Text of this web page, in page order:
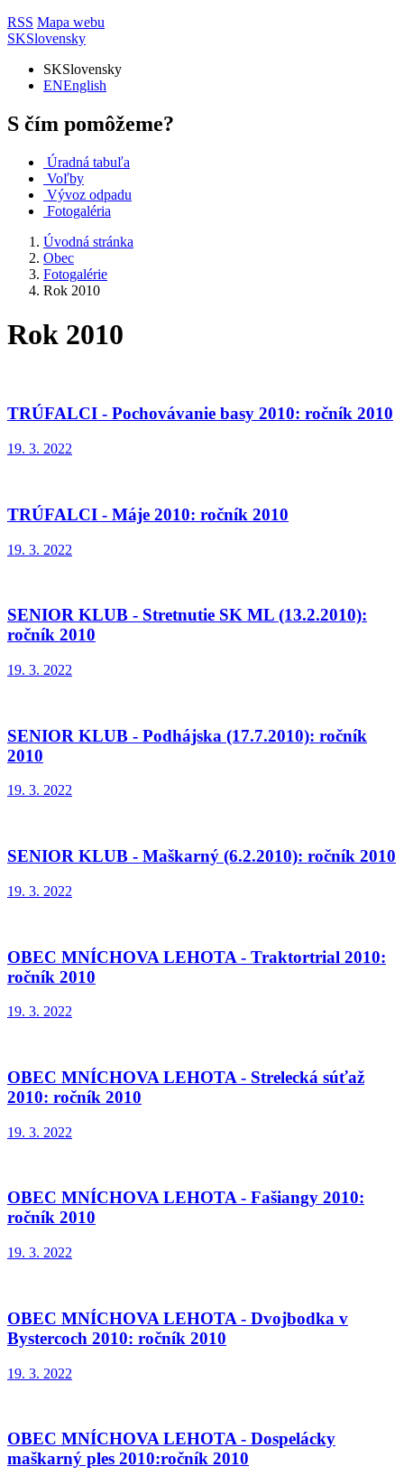
RSS Mapa webu
SKSlovensky
SKSlovensky
ENEnglish
S čím pomôžeme?
Úradná tabuľa
Voľby
Vývoz odpadu
Fotogaléria
Úvodná stránka
Obec
Fotogalérie
Rok 2010
Rok 2010
TRÚFALCI - Pochovávanie basy 2010: ročník 2010
19. 3. 2022
TRÚFALCI - Máje 2010: ročník 2010
19. 3. 2022
SENIOR KLUB - Stretnutie SK ML (13.2.2010):
ročník 2010
19. 3. 2022
SENIOR KLUB - Podhájska (17.7.2010): ročník
2010
19. 3. 2022
SENIOR KLUB - Maškarný (6.2.2010): ročník 2010
19. 3. 2022
OBEC MNÍCHOVA LEHOTA - Traktortrial 2010:
ročník 2010
19. 3. 2022
OBEC MNÍCHOVA LEHOTA - Strelecká súťaž
2010: ročník 2010
19. 3. 2022
OBEC MNÍCHOVA LEHOTA - Fašiangy 2010:
ročník 2010
19. 3. 2022
OBEC MNÍCHOVA LEHOTA - Dvojbodka v
Bystercoch 2010: ročník 2010
19. 3. 2022
OBEC MNÍCHOVA LEHOTA - Dospelácky
maškarný ples 2010:ročník 2010